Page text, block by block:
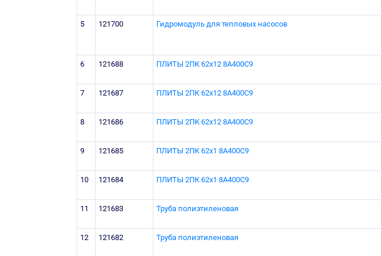
5
121700 Гидромодуль для тепловых насосов
6 121688 ПЛИТЫ 2ПК 62х12 8А400С9
7
121687 ПЛИТЫ 2ПК 62х12 8А400С9
8
121686 ПЛИТЫ 2ПК 62х12 8А400С9
9
121685 ПЛИТЫ 2ПК 62х1 8А400С9
10
121684 ПЛИТЫ 2ПК 62х1 8А400С9
11
121683 Труба полиэтиленовая
12
121682 Труба полиэтиленовая